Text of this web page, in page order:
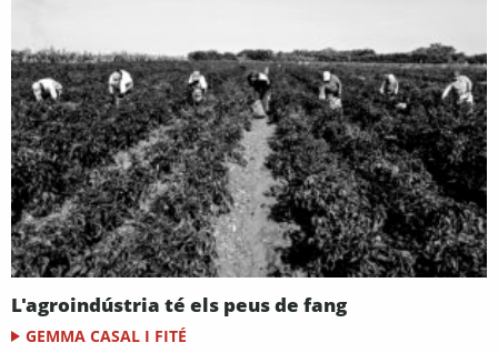
L'agroindústria té els peus de fang
GEMMA CASAL I FITÉ